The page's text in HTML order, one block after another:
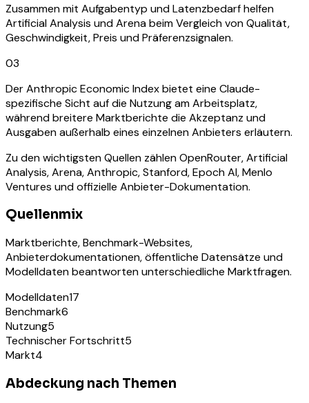
Zusammen mit Aufgabentyp und Latenzbedarf helfen
Artificial Analysis und Arena beim Vergleich von Qualität,
Geschwindigkeit, Preis und Präferenzsignalen.
03
Der Anthropic Economic Index bietet eine Claude-
spezifische Sicht auf die Nutzung am Arbeitsplatz,
während breitere Marktberichte die Akzeptanz und
Ausgaben außerhalb eines einzelnen Anbieters erläutern.
Zu den wichtigsten Quellen zählen OpenRouter, Artificial
Analysis, Arena, Anthropic, Stanford, Epoch AI, Menlo
Ventures und offizielle Anbieter-Dokumentation.
Quellenmix
Marktberichte, Benchmark-Websites,
Anbieterdokumentationen, öffentliche Datensätze und
Modelldaten beantworten unterschiedliche Marktfragen.
Modelldaten17
Benchmark6
Nutzung5
Technischer Fortschritt5
Markt4
Abdeckung nach Themen